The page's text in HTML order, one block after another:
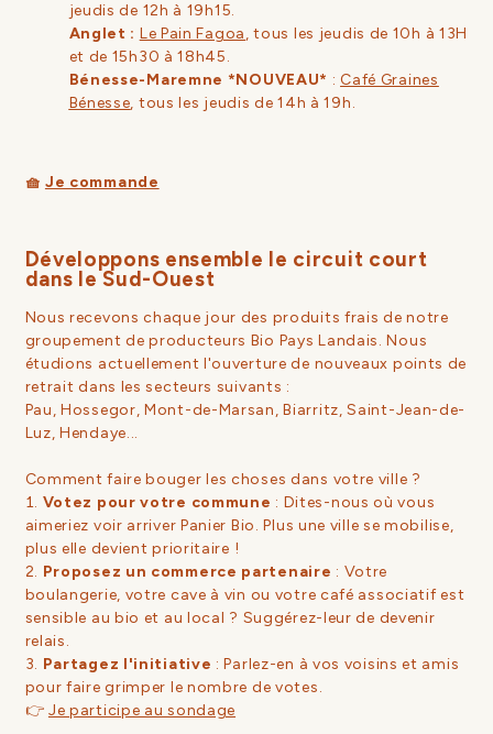
jeudis de 12h à 19h15.
Anglet : Le Pain Fagoa, tous les jeudis de 10h à 13H
et de 15h30 à 18h45.
Bénesse-Maremne *NOUVEAU* : Café Graines
Bénesse, tous les jeudis de 14h à 19h.
🧺 Je commande
Développons ensemble le circuit court
dans le Sud-Ouest
Nous recevons chaque jour des produits frais de notre
groupement de producteurs Bio Pays Landais. Nous
étudions actuellement l'ouverture de nouveaux points de
retrait dans les secteurs suivants :
Pau, Hossegor, Mont-de-Marsan, Biarritz, Saint-Jean-de-
Luz, Hendaye...
Comment faire bouger les choses dans votre ville ?
Votez pour votre commune : Dites-nous où vous
aimeriez voir arriver Panier Bio. Plus une ville se mobilise,
plus elle devient prioritaire !
Proposez un commerce partenaire : Votre
boulangerie, votre cave à vin ou votre café associatif est
sensible au bio et au local ? Suggérez-leur de devenir
relais.
Partagez l'initiative : Parlez-en à vos voisins et amis
pour faire grimper le nombre de votes.
👉 Je participe au sondage